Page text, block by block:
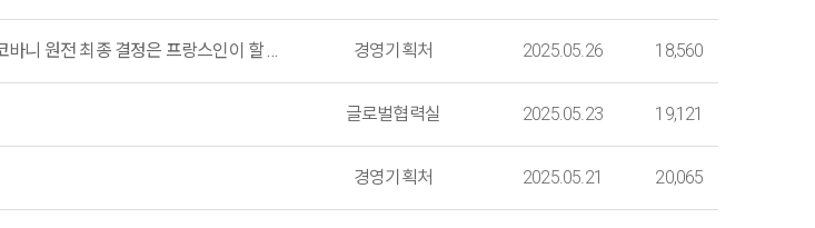
체코전력회사(ČEZ)의 CEO 다니엘 베네시(Daniel Beneš) 인터뷰 "듀코바니 원전 최종 결정은 프랑스인이 할 수 없다" 경영기획처 2025.05.26 18,560
글로벌협력실 2025.05.23 19,121
경영기획처 2025.05.21 20,065